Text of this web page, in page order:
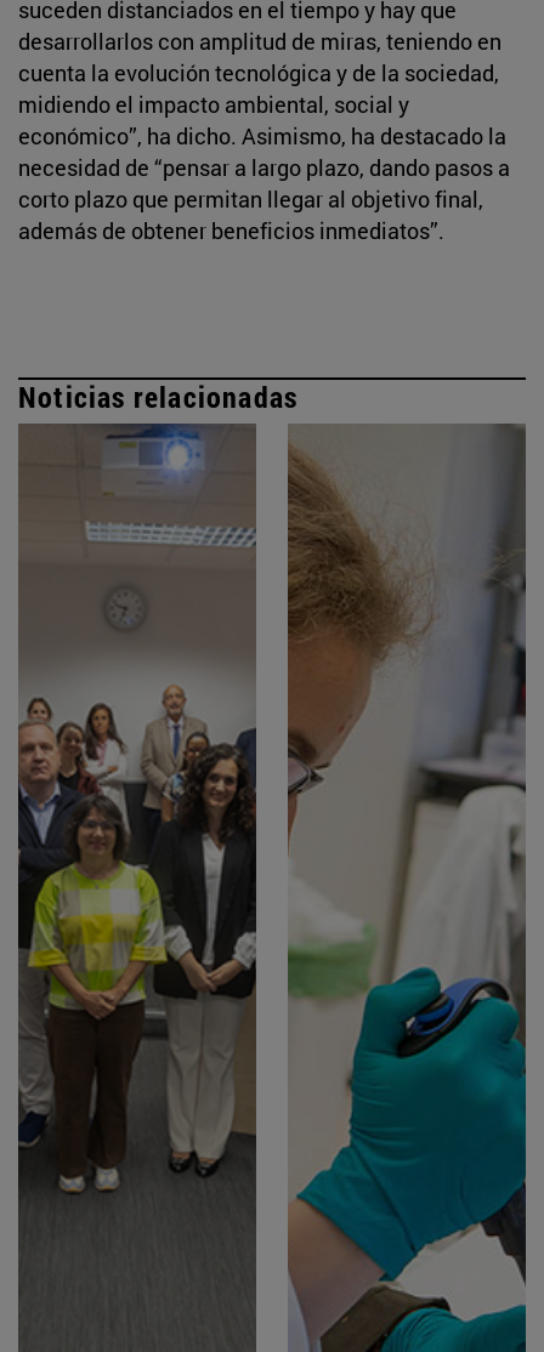
suceden distanciados en el tiempo y hay que
desarrollarlos con amplitud de miras, teniendo en
cuenta la evolución tecnológica y de la sociedad,
midiendo el impacto ambiental, social y
económico”, ha dicho. Asimismo, ha destacado la
necesidad de “pensar a largo plazo, dando pasos a
corto plazo que permitan llegar al objetivo final,
además de obtener beneficios inmediatos”.
Noticias relacionadas